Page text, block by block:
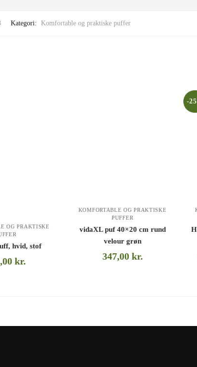
Kategori: Komfortable og praktiske puffer
OG PRAKTISKE
hvid, stof
kr.
KOMFORTABLE OG PRAKTISKE
PUFFER
vidaXL puf 40×20 cm rund
velour grøn
347,00 kr.
-